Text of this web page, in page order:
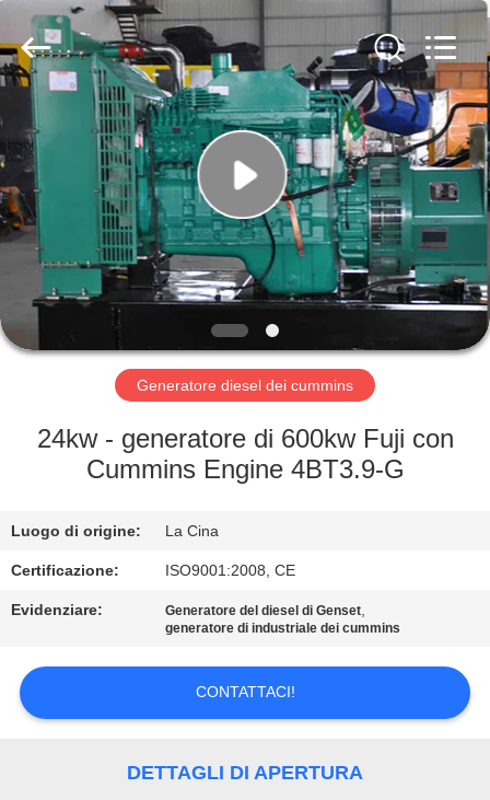
CASA
PRODOTTI
CIRCA
NOI
GIRO
FABBRICA
DI
QUALITÀ
CONTATTICI
RICHIEDA
CITAZIONE
Shenzhen
Power
Equipment
Co.,
Ltd..
Reserved.
Generatore diesel dei cummins
24kw - generatore di 600kw Fuji con
Cummins Engine 4BT3.9-G
Luogo di origine: La Cina
Certificazione: ISO9001:2008, CE
Evidenziare: Generatore del diesel di Genset,
generatore di industriale dei cummins
CONTATTACI!
DETTAGLI DI APERTURA